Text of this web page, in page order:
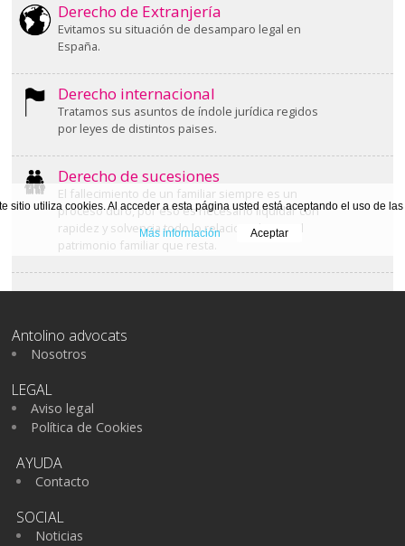
Derecho de Extranjería
Evitamos su situación de desamparo legal en
España.
Derecho internacional
Tratamos sus asuntos de índole jurídica regidos
por leyes de distintos paises.
Derecho de sucesiones
El fallecimiento de un familiar siempre es un
proceso duro, por eso es necesario liquidar con
rapidez y solvencia todo lo relacionado con el
patrimonio familiar que resta.
Antolino advocats
Nosotros
LEGAL
Aviso legal
Política de Cookies
AYUDA
Contacto
SOCIAL
Noticias
sitio utiliza cookies. Al acceder a esta página usted está aceptando el uso de las
Más información Aceptar